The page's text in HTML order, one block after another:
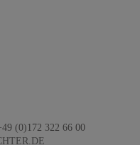
(0)172 322 66 00